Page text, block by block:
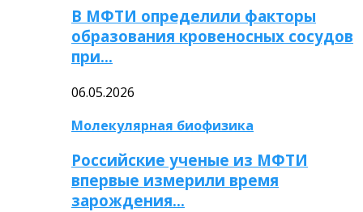
В МФТИ определили факторы
образования кровеносных сосудов
при…
06.05.2026
Молекулярная биофизика
Российские ученые из МФТИ
впервые измерили время
зарождения…